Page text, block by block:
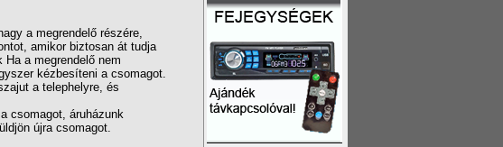
a megrendelő részére,
amikor biztosan át tudja
a megrendelő nem
kézbesíteni a csomagot.
a telephelyre, és
csomagot, áruházunk
újra csomagot.